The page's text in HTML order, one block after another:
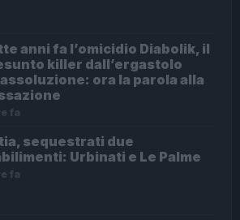
anni fa l’omicidio Diabolik, il
killer dall’ergastolo
ora la parola alla
fa
sequestrati due
Urbinati e Le Palme
fa